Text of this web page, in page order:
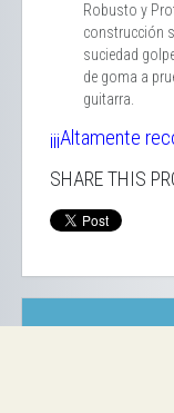
Robusto y
construcción
suciedad
de goma a
guitarra.
¡¡¡Altamente
SHARE THIS